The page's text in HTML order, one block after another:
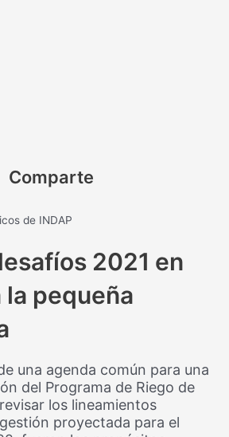
Comparte
de INDAP
2021 en
pequeña
una agenda común para una
del Programa de Riego de
los lineamientos
proyectada para el